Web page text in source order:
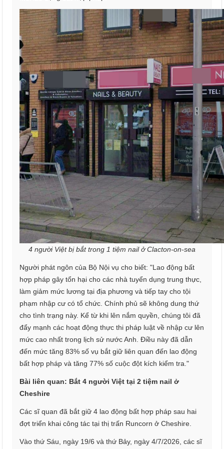
4 người Việt bị bắt trong 1 tiệm nail ở Clacton-on-sea
Người phát ngôn của Bộ Nội vụ cho biết: "Lao động bất
hợp pháp gây tổn hại cho các nhà tuyển dụng trung thực,
làm giảm mức lương tại địa phương và tiếp tay cho tội
phạm nhập cư có tổ chức. Chính phủ sẽ không dung thứ
cho tình trạng này. Kể từ khi lên nắm quyền, chúng tôi đã
đẩy mạnh các hoạt động thực thi pháp luật về nhập cư lên
mức cao nhất trong lịch sử nước Anh. Điều này đã dẫn
đến mức tăng 83% số vụ bắt giữ liên quan đến lao động
bất hợp pháp và tăng 77% số cuộc đột kích kiểm tra."
Bài liên quan: Bắt 4 người Việt tại 2 tiệm nail ở
Cheshire
Các sĩ quan đã bắt giữ 4 lao động bất hợp pháp sau hai
đợt triển khai công tác tại thị trấn Runcorn ở Cheshire.
Vào thứ Sáu, ngày 19/6 và thứ Bảy, ngày 4/7/2026, các sĩ